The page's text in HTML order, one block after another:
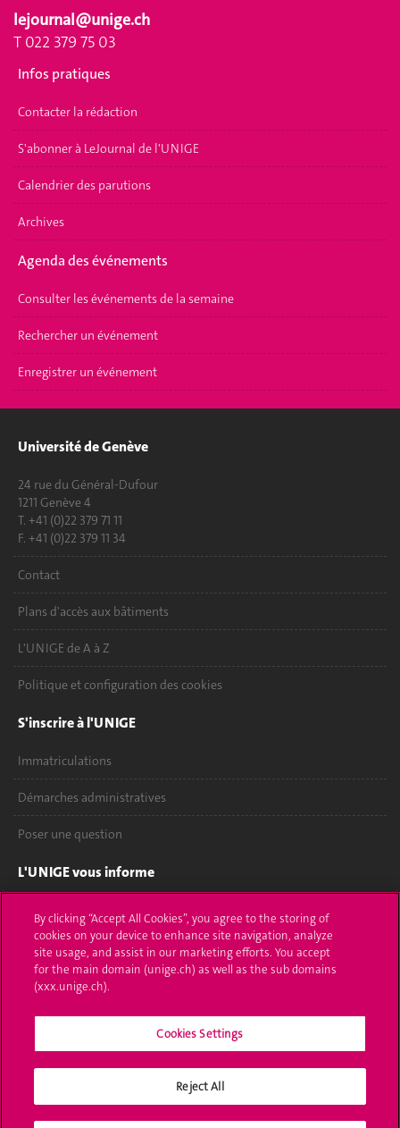
lejournal@unige.ch
T 022 379 75 03
Infos pratiques
Contacter la rédaction
S'abonner à LeJournal de l'UNIGE
Calendrier des parutions
Archives
Agenda des événements
Consulter les événements de la semaine
Rechercher un événement
Enregistrer un événement
Université de Genève
24 rue du Général-Dufour
1211 Genève 4
T. +41 (0)22 379 71 11
F. +41 (0)22 379 11 34
Contact
Plans d'accès aux bâtiments
L'UNIGE de A à Z
Politique et configuration des cookies
S'inscrire à l'UNIGE
Immatriculations
Démarches administratives
Poser une question
L'UNIGE vous informe
UNIGE Mobile
Médias
Offres d'emploi
Bibliothèque
Calendrier académique
By clicking “Accept All Cookies”, you agree to the storing of
cookies on your device to enhance site navigation, analyze
site usage, and assist in our marketing efforts. You accept
for the main domain (unige.ch) as well as the sub domains
(xxx.unige.ch).
Cookies Settings
Reject All